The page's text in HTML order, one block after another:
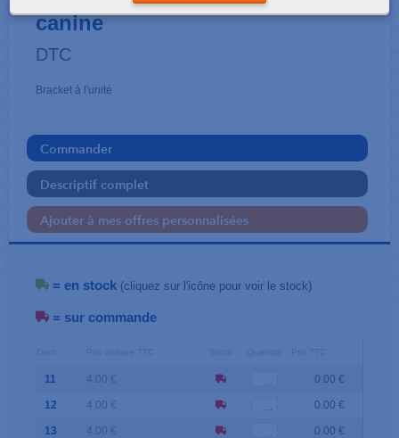
canine
DTC
Bracket à l'unité
Commander
Descriptif complet
Ajouter à mes offres personnalisées
= en stock (cliquez sur l'icône pour voir le stock)
= sur commande
11 4.00 € 0.00 €
12 4.00 € 0.00 €
13 4.00 € 0.00 €